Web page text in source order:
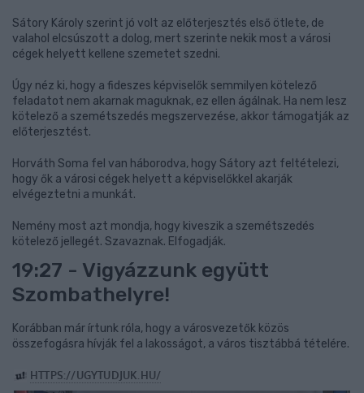
Sátory Károly szerint jó volt az előterjesztés első ötlete, de
valahol elcsúszott a dolog, mert szerinte nekik most a városi
cégek helyett kellene szemetet szedni.
Úgy néz ki, hogy a fideszes képviselők semmilyen kötelező
feladatot nem akarnak maguknak, ez ellen ágálnak. Ha nem lesz
kötelező a szemétszedés megszervezése, akkor támogatják az
előterjesztést.
Horváth Soma fel van háborodva, hogy Sátory azt feltételezi,
hogy ők a városi cégek helyett a képviselőkkel akarják
elvégeztetni a munkát.
Nemény most azt mondja, hogy kiveszik a szemétszedés
kötelező jellegét. Szavaznak. Elfogadják.
19:27 - Vigyázzunk együtt
Szombathelyre!
Korábban már írtunk róla, hogy a városvezetők közös
összefogásra hívják fel a lakosságot, a város tisztábbá tételére.